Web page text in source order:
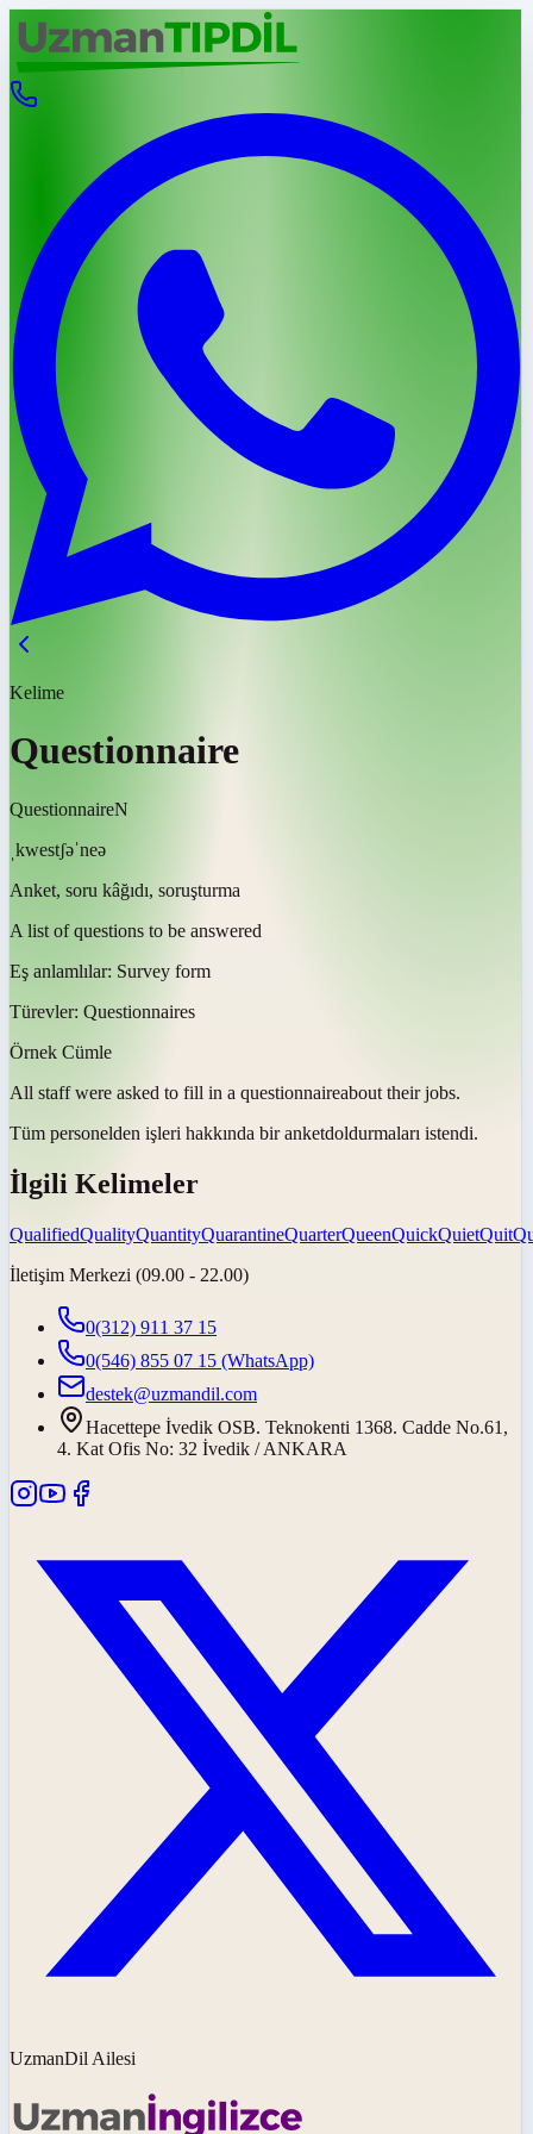
Kelime
Questionnaire
QuestionnaireN
ˌkwestʃəˈneə
Anket, soru kâğıdı, soruşturma
A list of questions to be answered
Eş anlamlılar: Survey form
Türevler: Questionnaires
Örnek Cümle
All staff were asked to fill in a questionnaireabout their jobs.
Tüm personelden işleri hakkında bir anketdoldurmaları istendi.
İlgili Kelimeler
QualifiedQualityQuantityQuarantineQuarterQueenQuickQuietQuit
İletişim Merkezi (09.00 - 22.00)
0(312) 911 37 15
0(546) 855 07 15 (WhatsApp)
destek@uzmandil.com
Hacettepe İvedik OSB. Teknokenti 1368. Cadde No.61,
4. Kat Ofis No: 32 İvedik / ANKARA
UzmanDil Ailesi